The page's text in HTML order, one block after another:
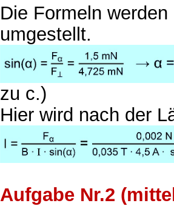
Die Formeln
umgestellt.
zu c.)
Hier wird nach der
Aufgabe Nr.2